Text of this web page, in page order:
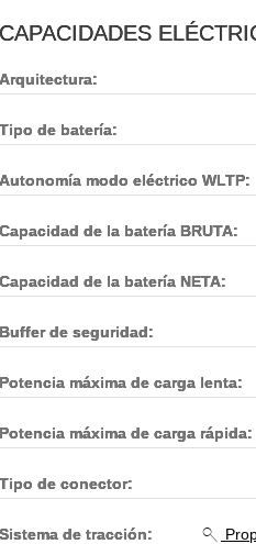
CAPACIDADES
Arquitectura:
Tipo de batería:
Autonomía modo eléctrico WLTP:
Capacidad de la batería BRUTA:
Capacidad de la batería NETA:
Buffer de seguridad:
Potencia máxima de carga lenta:
Potencia máxima de carga rápida:
Tipo de conector:
Sistema de tracción: